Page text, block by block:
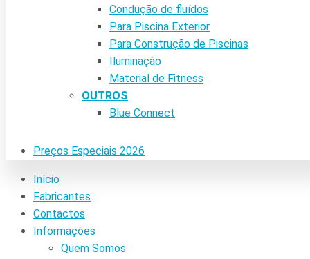
Condução de fluídos
Para Piscina Exterior
Para Construção de Piscinas
Iluminação
Material de Fitness
OUTROS
Blue Connect
Preços Especiais 2026
Início
Fabricantes
Contactos
Informações
Quem Somos